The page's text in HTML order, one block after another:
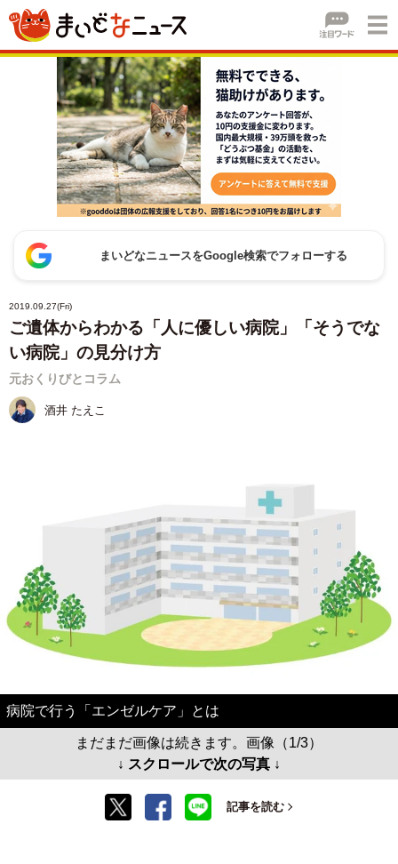
まいどなニュースをGoogle検索でフォローする
2019.09.27(Fri)
ご遺体からわかる「人に優しい病院」「そうでな
い病院」の見分け方
元おくりびとコラム
酒井 たえこ
病院で行う「エンゼルケア」とは
まだまだ画像は続きます。画像（1/3）
↓ スクロールで次の写真 ↓
記事を読む